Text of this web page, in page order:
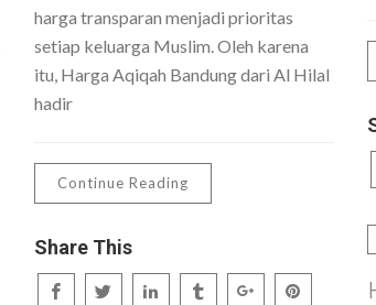
harga transparan menjadi prioritas
setiap keluarga Muslim. Oleh karena
itu, Harga Aqiqah Bandung dari Al Hilal
hadir
Continue Reading
Share This